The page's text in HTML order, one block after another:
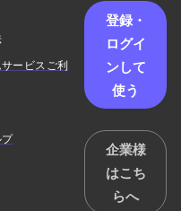
ービスご利
登録・
ログイ
ンして
使う
企業様
はこち
らへ